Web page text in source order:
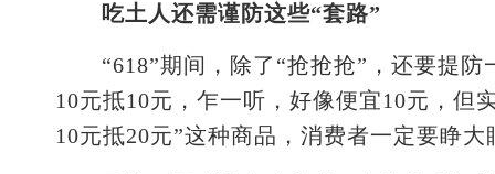
吃土人还需谨防这些“套路”
“618”期间，除了“抢抢抢”，还要提防
10元抵10元，乍一听，好像便宜10元，但
10元抵20元”这种商品，消费者一定要睁大